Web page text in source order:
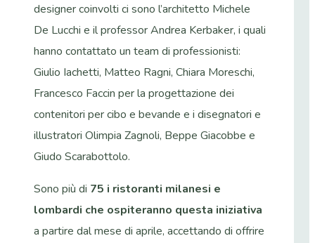
designer coinvolti ci sono l’architetto Michele
De Lucchi e il professor Andrea Kerbaker, i quali
hanno contattato un team di professionisti:
Giulio Iachetti, Matteo Ragni, Chiara Moreschi,
Francesco Faccin per la progettazione dei
contenitori per cibo e bevande e i disegnatori e
illustratori Olimpia Zagnoli, Beppe Giacobbe e
Giudo Scarabottolo.
Sono più di 75 i ristoranti milanesi e
lombardi che ospiteranno questa iniziativa
a partire dal mese di aprile, accettando di offrire